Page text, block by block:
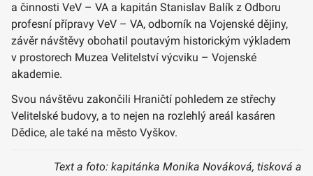
a činnosti VeV – VA a kapitán Stanislav Balík z Odboru
profesní přípravy VeV – VA, odborník na Vojenské dějiny,
závěr návštěvy obohatil poutavým historickým výkladem
v prostorech Muzea Velitelství výcviku – Vojenské
akademie.
Svou návštěvu zakončili Hraničtí pohledem ze střechy
Velitelské budovy, a to nejen na rozlehlý areál kasáren
Dědice, ale také na město Vyškov.
Text a foto: kapitánka Monika Nováková, tisková a